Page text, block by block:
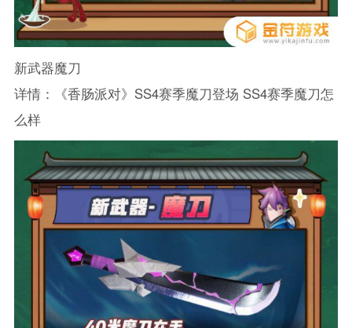
新武器魔刀
详情：《香肠派对》SS4赛季魔刀登场 SS4赛季魔刀怎
么样